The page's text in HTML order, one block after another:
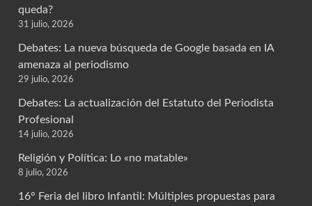
queda?
31 julio, 2026
Debates: La nueva búsqueda de Google basada en IA
amenaza al periodismo
29 julio, 2026
Debates: La actualización del Estatuto del Periodista
Profesional
14 julio, 2026
Religión y Política: Lo «no matable»
8 julio, 2026
16° Feria del libro Infantil: Múltiples propuestas para